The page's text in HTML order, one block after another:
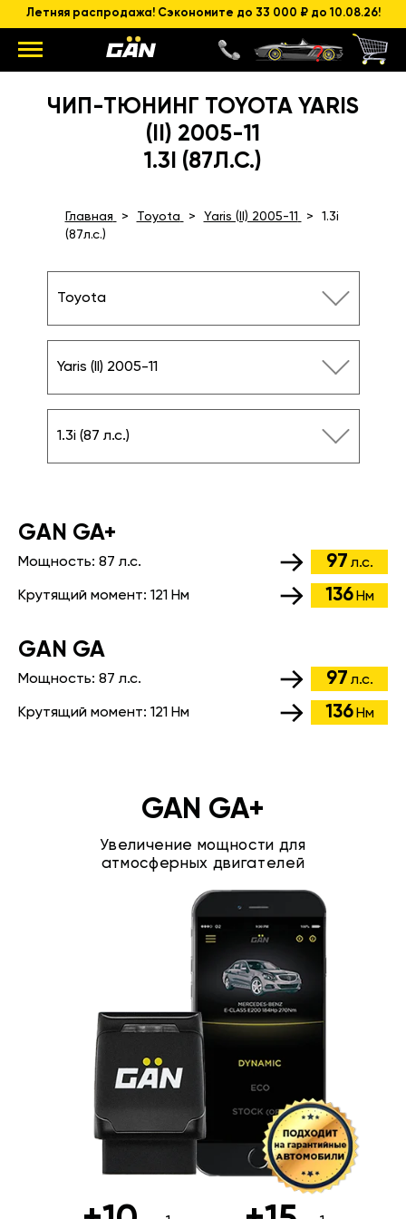
Летняя распродажа! Сэкономите до 33 000 ₽ до 10.08.26!
ЧИП-ТЮНИНГ TOYOTA YARIS
(II) 2005-11
1.3I (87Л.С.)
Главная Toyota Yaris (II) 2005-11
1.3i
(87л.с.)
Toyota
Yaris (II) 2005-11
1.3i (87 л.с.)
GАN GA+
Мощность: 87 л.с. 97 л.с.
Крутящий момент: 121 Нм 136 Нм
GАN GA
Мощность: 87 л.с. 97 л.с.
Крутящий момент: 121 Нм 136 Нм
GAN GA+
Увеличение мощности для
атмосферных двигателей